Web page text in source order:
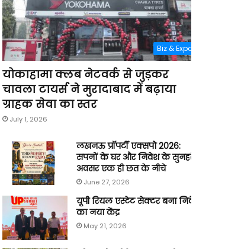
Biz & Expo
योकाहामा क्लब नेटवर्क से जुड़कर
चावला टायर्स ने मुरादाबाद में बढ़ाया
ग्राहक सेवा का स्तर
July 1, 2026
लखनऊ प्रॉपर्टी एक्सपो 2026:
सपनों के घर और निवेश के सुनहरे
अवसर एक ही छत के नीचे
June 27, 2026
यूपी रियल एस्टेट सेक्टर बना निवेश
का नया केंद्र
May 21, 2026